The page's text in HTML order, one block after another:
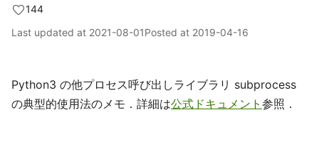
144
Last updated at 2021-08-01Posted at 2019-04-16
Python3 の他プロセス呼び出しライブラリ subprocess
の典型的使用法のメモ．詳細は公式ドキュメント 参照．